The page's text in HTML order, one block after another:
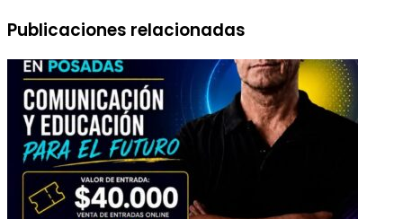
Publicaciones relacionadas